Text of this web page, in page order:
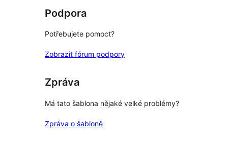
Podpora
Potřebujete pomoct?
Zobrazit fórum podpory
Zpráva
Má tato šablona nějaké velké problémy?
Zpráva o šabloně